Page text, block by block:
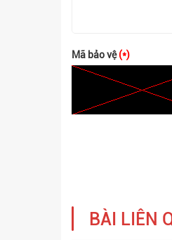
Mã bảo vệ(*)
BÀI LIÊN